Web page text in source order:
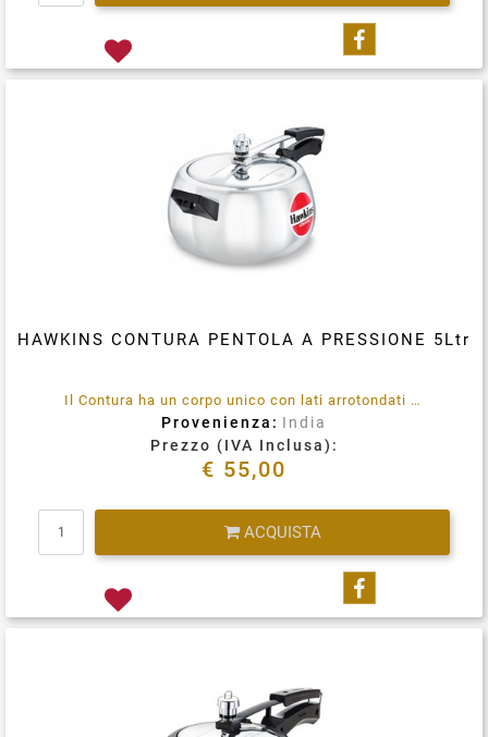
Condividi su
HAWKINS CONTURA PENTOLA A PRESSIONE 5Ltr
Il Contura ha un corpo unico con lati arrotondati per facilitare l'agitazione, una migliore visibilità e una facile rimozione del cibo. Per piatti difficili che richiedono molta mescolatura, Contura è la pentola ideale.
Provenienza: India
Prezzo (IVA Inclusa):
€ 55,00
ACQUISTA
Condividi su